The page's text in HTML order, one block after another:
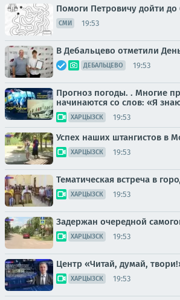
Помоги Петровичу дойти до
СМИ 19:53
В Дебальцево отметили
ДЕБАЛЬЦЕВО 19:53
Прогноз погоды. . Многие
начинаются со слов: «Я
ХАРЦЫЗСК 19:53
Успех наших штангистов в
ХАРЦЫЗСК 19:53
Тематическая встреча в
ХАРЦЫЗСК 19:53
Задержан очередной
ХАРЦЫЗСК 19:53
Центр «Читай, думай,
ХАРЦЫЗСК 19:53